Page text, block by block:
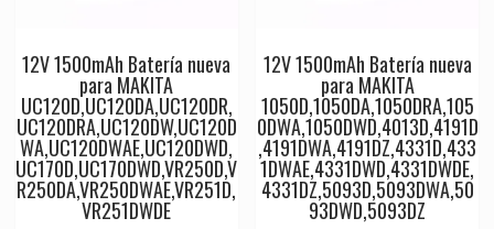
12V 1500mAh Batería nueva
para MAKITA
UC120D,UC120DA,UC120DR,
UC120DRA,UC120DW,UC120D
WA,UC120DWAE,UC120DWD,
UC170D,UC170DWD,VR250D,V
R250DA,VR250DWAE,VR251D,
VR251DWDE
12V 1500mAh Batería nueva
para MAKITA
1050D,1050DA,1050DRA,105
0DWA,1050DWD,4013D,4191D
,4191DWA,4191DZ,4331D,433
1DWAE,4331DWD,4331DWDE,
4331DZ,5093D,5093DWA,50
93DWD,5093DZ